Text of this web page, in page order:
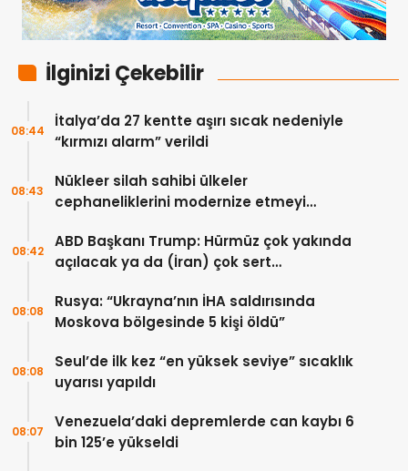
İlginizi Çekebilir
İtalya’da 27 kentte aşırı sıcak nedeniyle
“kırmızı alarm” verildi
08:44
Nükleer silah sahibi ülkeler
cephaneliklerini modernize etmeyi
08:43
ABD Başkanı Trump: Hürmüz çok yakında
açılacak ya da (İran) çok sert
08:42
Rusya: “Ukrayna’nın İHA saldırısında
Moskova bölgesinde 5 kişi öldü”
08:08
Seul’de ilk kez “en yüksek seviye” sıcaklık
uyarısı yapıldı
08:08
Venezuela’daki depremlerde can kaybı 6
bin 125’e yükseldi
08:07